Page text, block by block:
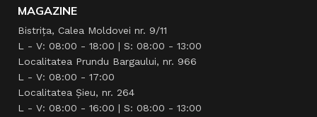
MAGAZINE
Bistrița, Calea Moldovei nr. 9/11
L - V: 08:00 - 18:00 | S: 08:00 - 13:00
Localitatea Prundu Bargaului, nr. 966
L - V: 08:00 - 17:00
Localitatea Şieu, nr. 264
L - V: 08:00 - 16:00 | S: 08:00 - 13:00